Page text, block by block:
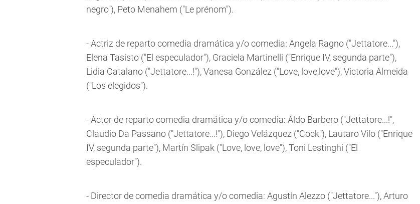
negro"), Peto Menahem ("Le prénom").
- Actriz de reparto comedia dramática y/o comedia: Angela Ragno ("Jettatore..."),
Elena Tasisto ("El especulador"), Graciela Martinelli ("Enrique IV, segunda parte"),
Lidia Catalano ("Jettatore...!"), Vanesa González ("Love, love,love"), Victoria Almeida
("Los elegidos").
- Actor de reparto comedia dramática y/o comedia: Aldo Barbero ("Jettatore...!",
Claudio Da Passano ("Jettatore...!"), Diego Velázquez ("Cock"), Lautaro Vilo ("Enrique
IV, segunda parte"), Martín Slipak ("Love, love, love"), Toni Lestinghi ("El
especulador").
- Director de comedia dramática y/o comedia: Agustín Alezzo ("Jettatore..."), Arturo